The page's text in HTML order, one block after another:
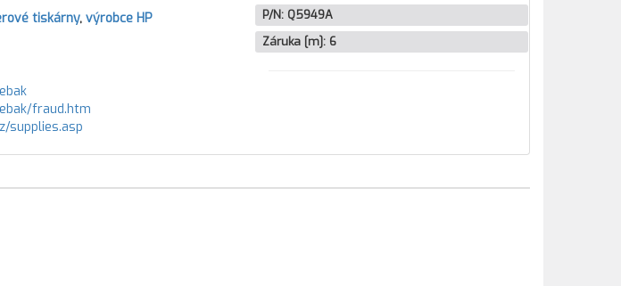
tiskárny, výrobce HP
fraud.htm
supplies.asp
P/N: Q5949A
Záruka [m]: 6